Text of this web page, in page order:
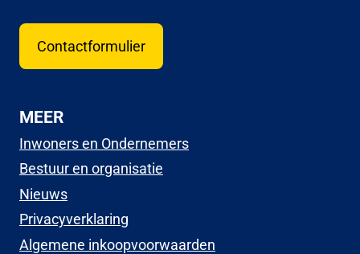
Contactformulier
MEER
Inwoners en Ondernemers
Bestuur en organisatie
Nieuws
Privacyverklaring
Algemene inkoopvoorwaarden